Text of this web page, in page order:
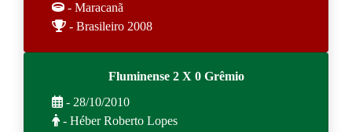
- Maracanã
- Brasileiro 2008
Fluminense 2 X 0 Grêmio
- 28/10/2010
- Héber Roberto Lopes